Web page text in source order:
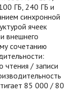
ГБ, 240 ГБ и
синхронной
ячеек
внешнего
сочетанию
чтения / записи
85 000 / 80